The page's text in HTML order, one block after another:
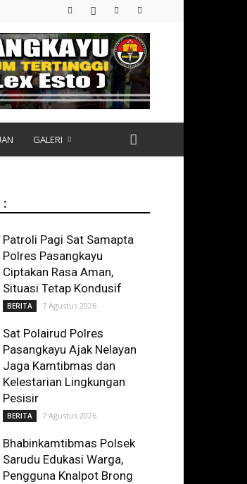
GALERI
:
Patroli Pagi Sat Samapta
Polres Pasangkayu
Ciptakan Rasa Aman,
Situasi Tetap Kondusif
BERITA 7 Agustus 2026
Sat Polairud Polres
Pasangkayu Ajak Nelayan
Jaga Kamtibmas dan
Kelestarian Lingkungan
Pesisir
BERITA 7 Agustus 2026
Bhabinkamtibmas Polsek
Sarudu Edukasi Warga,
Pengguna Knalpot Brong